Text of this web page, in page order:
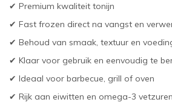
✔ Premium kwaliteit tonijn
✔ Fast frozen direct na vangst en
✔ Behoud van smaak, textuur en
✔ Klaar voor gebruik en eenvoudig te
✔ Ideaal voor barbecue, grill of oven
✔ Rijk aan eiwitten en omega-3 vetzuren